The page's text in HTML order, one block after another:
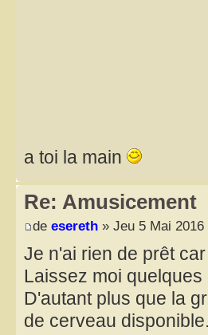
a toi la main
Re: Amusicement
de esereth » Jeu 5 Mai 2016
Je n'ai rien de prêt
Laissez moi quelques
D'autant plus que la
de cerveau disponible.